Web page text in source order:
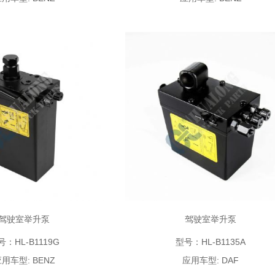
驶室举升泵
：HL-B1119G
车型: BENZ
驾驶室举升泵
型号：HL-B1135A
应用车型: DAF